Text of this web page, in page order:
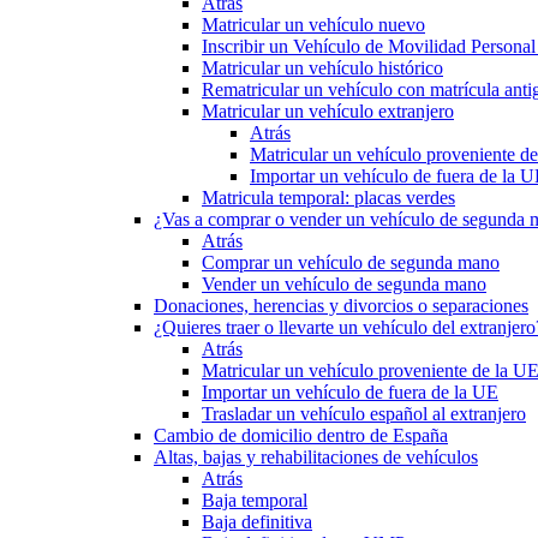
Matricular un vehículo nuevo
Inscribir un Vehículo de Movilidad
Matricular un vehículo histórico
Rematricular un vehículo con matrícula
Matricular un vehículo extranjero
Atrás
Matricular un vehículo proveniente
Importar un vehículo de fuera de la
Matricula temporal: placas verdes
¿Vas a comprar o vender un vehículo de segunda
Atrás
Comprar un vehículo de segunda mano
Vender un vehículo de segunda mano
Donaciones, herencias y divorcios o separaciones
¿Quieres traer o llevarte un vehículo del
Atrás
Matricular un vehículo proveniente de la UE
Importar un vehículo de fuera de la UE
Trasladar un vehículo español al extranjero
Cambio de domicilio dentro de España
Altas, bajas y rehabilitaciones de vehículos
Atrás
Baja temporal
Baja definitiva